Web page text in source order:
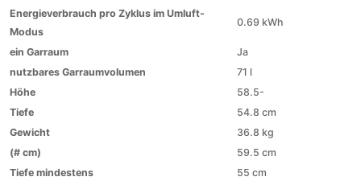
Energieverbrauch pro Zyklus im Umluft-
Modus
0.69 kWh
ein Garraum
Ja
nutzbares Garraumvolumen
71 l
Höhe
58.5-
Tiefe
54.8 cm
Gewicht
36.8 kg
(# cm)
59.5 cm
Tiefe mindestens
55 cm